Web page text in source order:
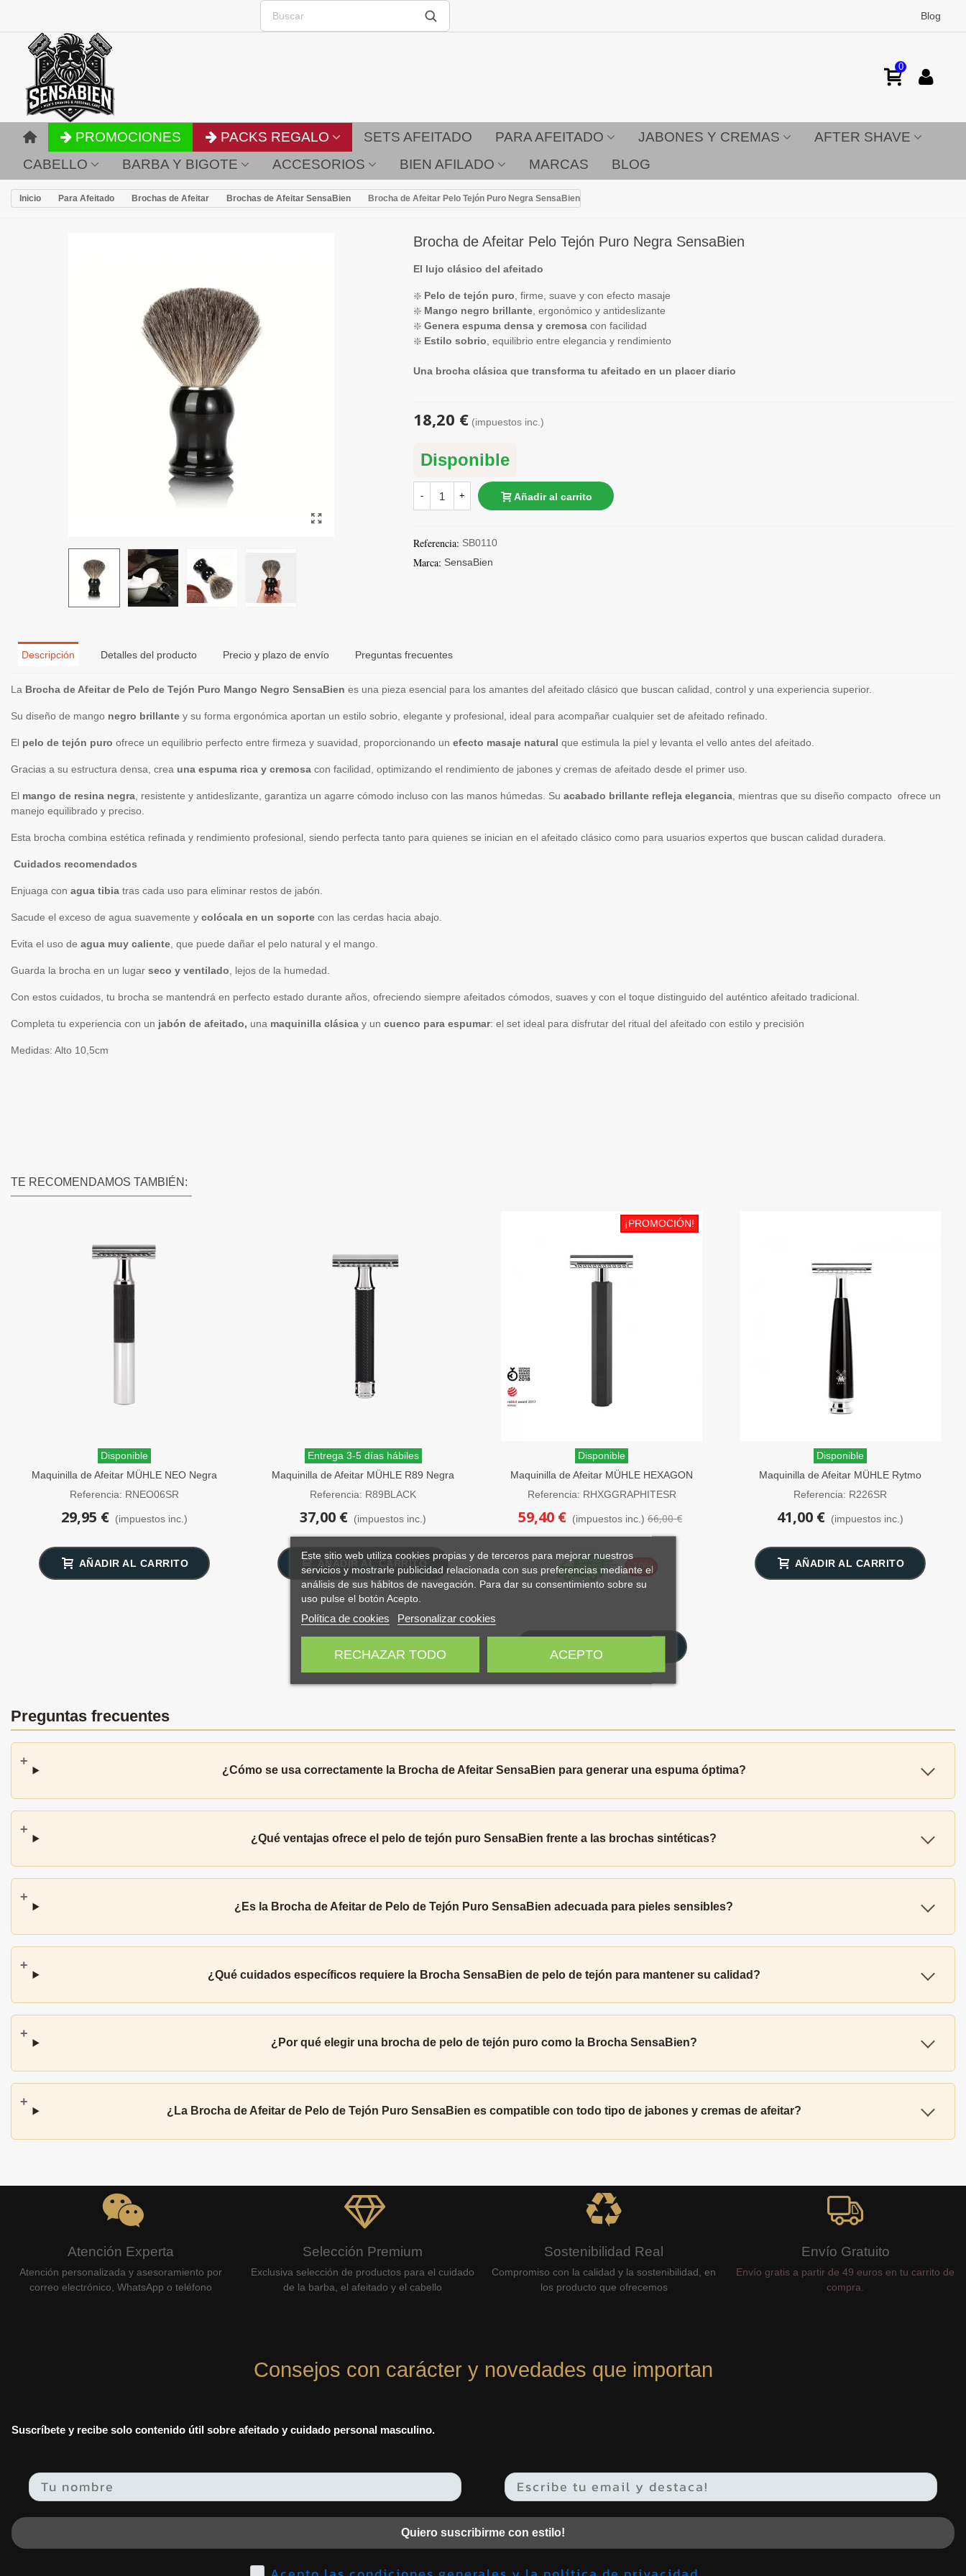
Blog
0
PROMOCIONES PACKS REGALO SETS AFEITADO PARA AFEITADO JABONES Y CREMAS
AFTER SHAVE
CABELLO
BARBA Y BIGOTE ACCESORIOS BIEN AFILADO MARCAS BLOG
Inicio Para Afeitado Brochas de Afeitar Brochas de Afeitar SensaBien Brocha de Afeitar Pelo Tejón Puro Negra SensaBien
Brocha de Afeitar Pelo Tejón Puro Negra SensaBien
El lujo clásico del afeitado
❇️ Pelo de tejón puro , firme, suave y con efecto masaje
❇️ Mango negro brillante , ergonómico y antideslizante
❇️ Genera espuma densa y cremosa con facilidad
❇️ Estilo sobrio , equilibrio entre elegancia y rendimiento
Una brocha clásica que transforma tu afeitado en un placer diario
18,20 € (impuestos inc.)
Disponible
- + Añadir al carrito
Referencia: SB0110
Marca: SensaBien
Descripción Detalles del producto Precio y plazo de envío Preguntas frecuentes
La Brocha de Afeitar de Pelo de Tejón Puro Mango Negro SensaBien es una pieza esencial para los amantes del afeitado clásico que buscan calidad, control y una experiencia superior.
Su diseño de mango negro brillante y su forma ergonómica aportan un estilo sobrio, elegante y profesional, ideal para acompañar cualquier set de afeitado refinado.
El pelo de tejón puro ofrece un equilibrio perfecto entre firmeza y suavidad, proporcionando un efecto masaje natural que estimula la piel y levanta el vello antes del afeitado.
Gracias a su estructura densa, crea una espuma rica y cremosa con facilidad, optimizando el rendimiento de jabones y cremas de afeitado desde el primer uso.
El mango de resina negra , resistente y antideslizante, garantiza un agarre cómodo incluso con las manos húmedas. Su acabado brillante refleja elegancia , mientras que su diseño compacto ofrece un
manejo equilibrado y preciso.
Esta brocha combina estética refinada y rendimiento profesional, siendo perfecta tanto para quienes se inician en el afeitado clásico como para usuarios expertos que buscan calidad duradera.
Cuidados recomendados
Enjuaga con agua tibia tras cada uso para eliminar restos de jabón.
Sacude el exceso de agua suavemente y colócala en un soporte con las cerdas hacia abajo.
Evita el uso de agua muy caliente , que puede dañar el pelo natural y el mango.
Guarda la brocha en un lugar seco y ventilado , lejos de la humedad.
Con estos cuidados, tu brocha se mantendrá en perfecto estado durante años, ofreciendo siempre afeitados cómodos, suaves y con el toque distinguido del auténtico afeitado tradicional.
Completa tu experiencia con un jabón de afeitado, una maquinilla clásica y un cuenco para espumar: el set ideal para disfrutar del ritual del afeitado con estilo y precisión
Medidas: Alto 10,5cm
TE RECOMENDAMOS TAMBIÉN:
Disponible
Maquinilla de Afeitar MÜHLE NEO Negra
Peine Cerrado
Referencia: RNEO06SR
29,95 € (impuestos inc.)
AÑADIR AL CARRITO
Entrega 3-5 días hábiles
Maquinilla de Afeitar MÜHLE R89 Negra
Peine Cerrado Traditional
Referencia: R89BLACK
37,00 € (impuestos inc.)
¡PROMOCIÓN!
Disponible
Maquinilla de Afeitar MÜHLE HEXAGON
Graphite Peine Cerrado
Referencia: RHXGGRAPHITESR
59,40 € (impuestos inc.) 66,00 €
-10%
Disponible
Maquinilla de Afeitar MÜHLE Rytmo
Negra Peine Cerrado
Referencia: R226SR
41,00 € (impuestos inc.)
AÑADIR AL CARRITO
Preguntas frecuentes
¿Cómo se usa correctamente la Brocha de Afeitar SensaBien para generar una espuma óptima?
¿Qué ventajas ofrece el pelo de tejón puro SensaBien frente a las brochas sintéticas?
¿Es la Brocha de Afeitar de Pelo de Tejón Puro SensaBien adecuada para pieles sensibles?
¿Qué cuidados específicos requiere la Brocha SensaBien de pelo de tejón para mantener su calidad?
¿Por qué elegir una brocha de pelo de tejón puro como la Brocha SensaBien?
¿La Brocha de Afeitar de Pelo de Tejón Puro SensaBien es compatible con todo tipo de jabones y cremas de afeitar?
Este sitio web utiliza cookies propias y de terceros para mejorar nuestros
servicios y mostrarle publicidad relacionada con sus preferencias mediante el
análisis de sus hábitos de navegación. Para dar su consentimiento sobre su
uso pulse el botón Acepto.
Política de cookies Personalizar cookies
RECHAZAR TODO ACEPTO
Atención Experta
Atención personalizada y asesoramiento por
correo electrónico, WhatsApp o teléfono
Selección Premium
Exclusiva selección de productos para el cuidado
de la barba, el afeitado y el cabello
Sostenibilidad Real
Compromiso con la calidad y la sostenibilidad, en
los producto que ofrecemos
Envío Gratuito
Envío gratis a partir de 49 euros en tu carrito de
compra.
Consejos con carácter y novedades que importan
Suscríbete y recibe solo contenido útil sobre afeitado y cuidado personal masculino.
Email
Quiero suscribirme con estilo!